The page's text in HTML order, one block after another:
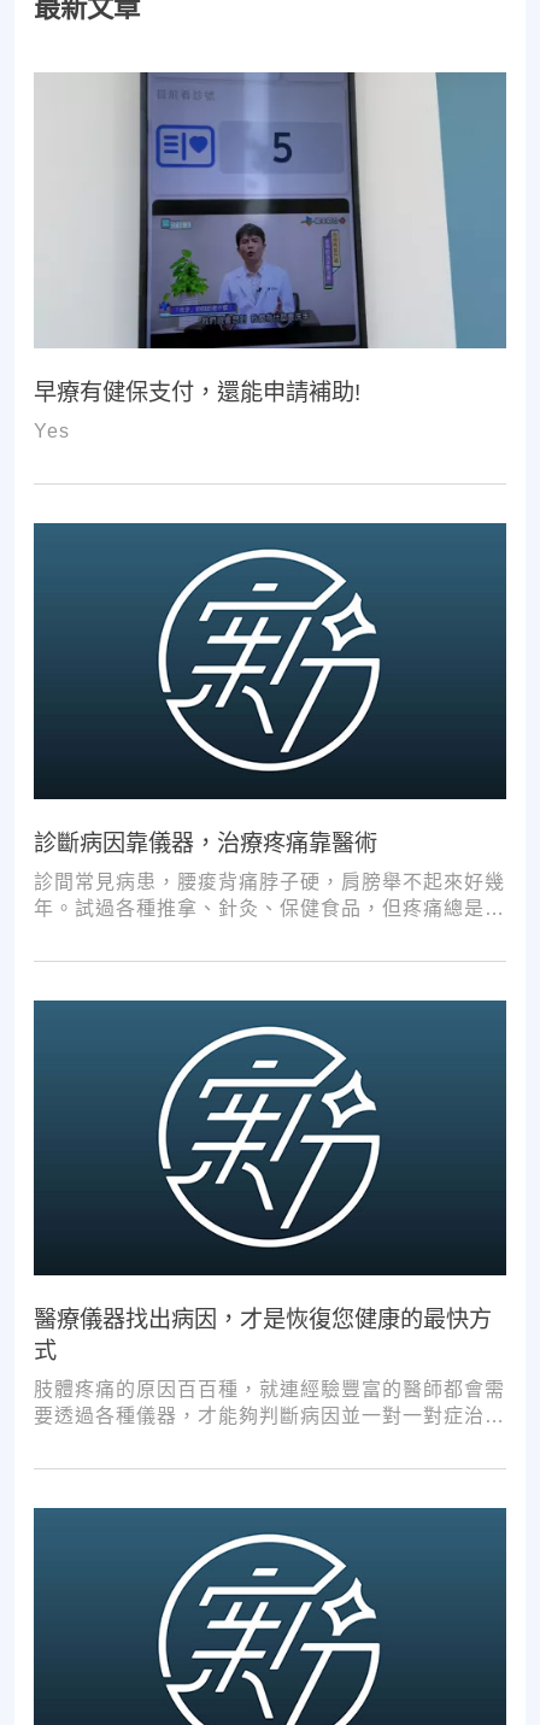
最新文章
早療有健保支付，還能申請補助!
Yes
診斷病因靠儀器，治療疼痛靠醫術
診間常見病患，腰痠背痛脖子硬，肩膀舉不起來好幾
年。試過各種推拿、針灸、保健食品，但疼痛總是時
醫療儀器找出病因，才是恢復您健康的最快方
式
肢體疼痛的原因百百種，就連經驗豐富的醫師都會需
要透過各種儀器，才能夠判斷病因並一對一對症治
次推拿、按摩，都難以讓您徹底擺脫不適。